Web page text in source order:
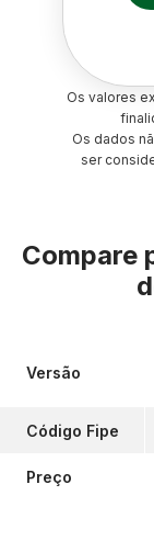
Os valores
Os dados
ser
Compare
Versão
Código Fipe
Preço